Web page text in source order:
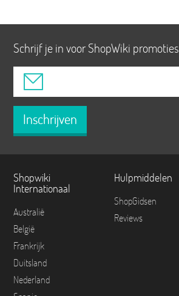
Schrijf je in voor ShopWiki promoties
Inschrijven
Shopwiki
Internationaal
Australië
België
Frankrijk
Duitsland
Nederland
Hulpmiddelen
ShopGidsen
Reviews